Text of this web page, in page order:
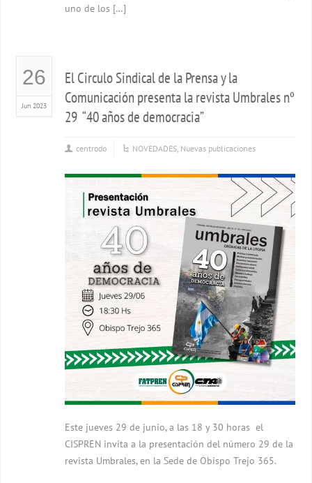
uno de los […]
26
Jun 2023
El Circulo Sindical de la Prensa y la
Comunicación presenta la revista Umbrales nº
29 “40 años de democracia”
centrodo NOVEDADES, Nuevas publicaciones
Este jueves 29 de junio, a las 18 y 30 horas el
CISPREN invita a la presentación del número 29 de la
revista Umbrales, en la Sede de Obispo Trejo 365.